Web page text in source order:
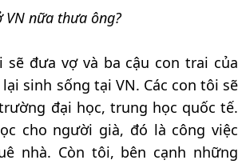
nữa thưa ông?
sẽ đưa vợ và ba cậu con trai của
sinh sống tại VN. Các con tôi sẽ
đại học, trung học quốc tế.
cho người già, đó là công việc
nhà. Còn tôi, bên cạnh những